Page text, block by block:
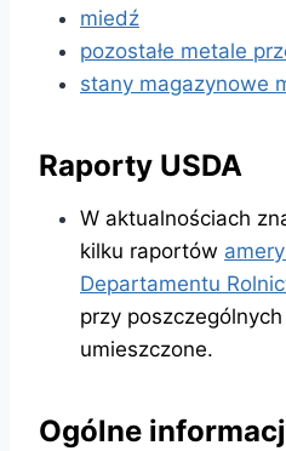
miedź
pozostałe metale
stany magazynowe
Raporty USDA
W aktualnościach
kilku raportów
Departamentu
przy
umieszczone.
Ogólne